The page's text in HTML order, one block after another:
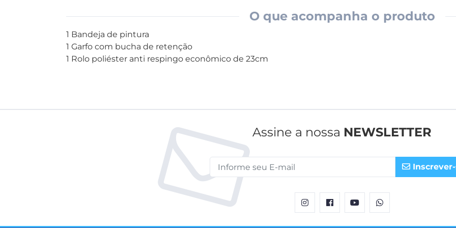
O que acompanha o produto
1 Bandeja de pintura
1 Garfo com bucha de retenção
1 Rolo poliéster anti respingo econômico de 23cm
Assine a nossa NEWSLETTER